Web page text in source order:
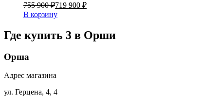
755 900 ₽719 900 ₽
В корзину
Где купить 3 в Орши
Орша
Адрес магазина
ул. Герцена, 4, 4